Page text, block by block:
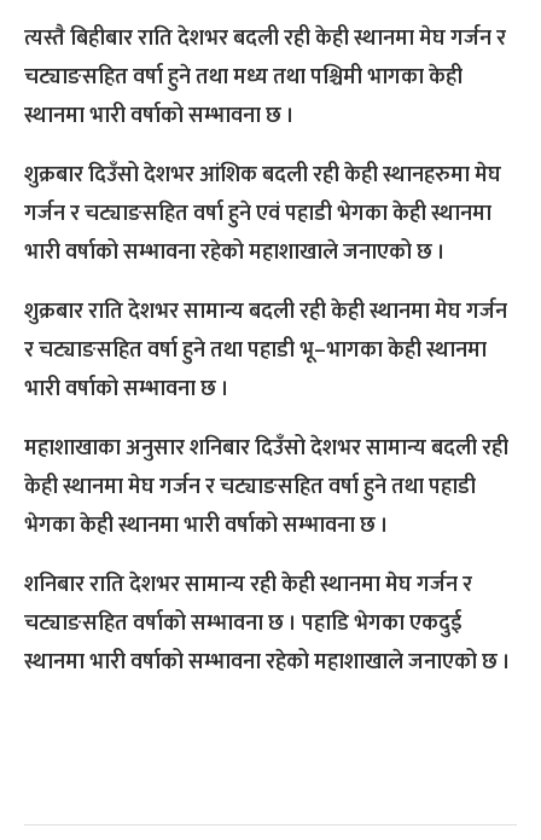
त्यस्तै बिहीबार राति देशभर बदली रही केही स्थानमा मेघ गर्जन र
चट्याङसहित वर्षा हुने तथा मध्य तथा पश्चिमी भागका केही
स्थानमा भारी वर्षाको सम्भावना छ ।
शुक्रबार दिउँसो देशभर आंशिक बदली रही केही स्थानहरुमा मेघ
गर्जन र चट्याङसहित वर्षा हुने एवं पहाडी भेगका केही स्थानमा
भारी वर्षाको सम्भावना रहेको महाशाखाले जनाएको छ ।
शुक्रबार राति देशभर सामान्य बदली रही केही स्थानमा मेघ गर्जन
र चट्याङसहित वर्षा हुने तथा पहाडी भू–भागका केही स्थानमा
भारी वर्षाको सम्भावना छ ।
महाशाखाका अनुसार शनिबार दिउँसो देशभर सामान्य बदली रही
केही स्थानमा मेघ गर्जन र चट्याङसहित वर्षा हुने तथा पहाडी
भेगका केही स्थानमा भारी वर्षाको सम्भावना छ ।
शनिबार राति देशभर सामान्य रही केही स्थानमा मेघ गर्जन र
चट्याङसहित वर्षाको सम्भावना छ । पहाडि भेगका एकदुई
स्थानमा भारी वर्षाको सम्भावना रहेको महाशाखाले जनाएको छ ।